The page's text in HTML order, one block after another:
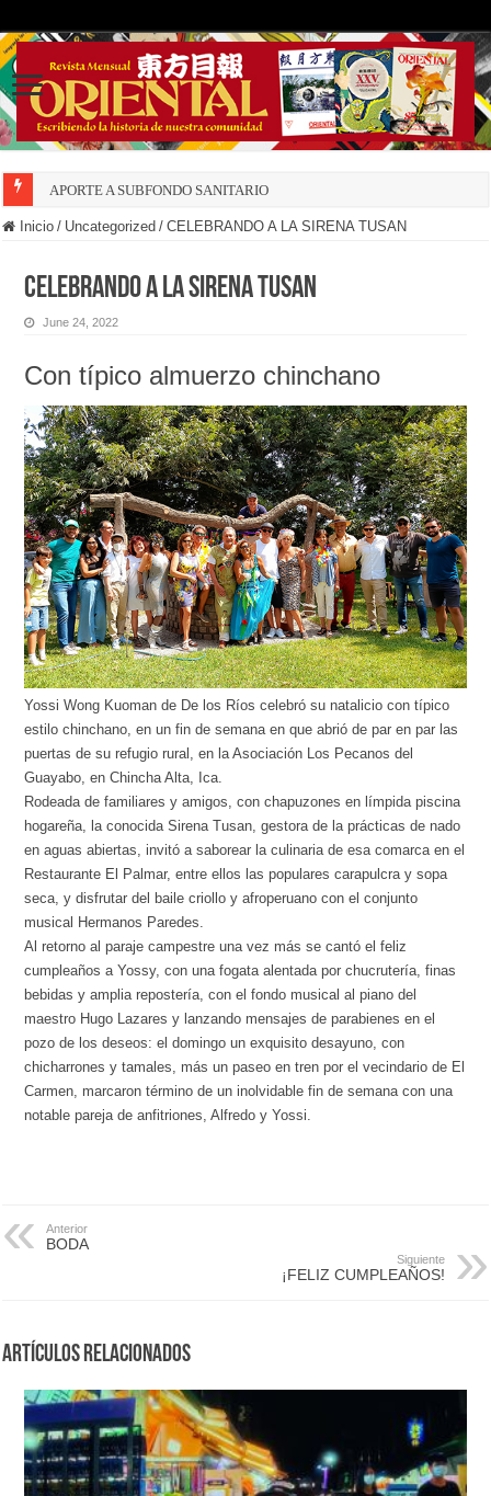
APORTE A SUBFONDO SANITARIO
Inicio / Uncategorized / CELEBRANDO A LA SIRENA TUSAN
CELEBRANDO A LA SIRENA TUSAN
June 24, 2022
Con típico almuerzo chinchano
Yossi Wong Kuoman de De los Ríos celebró su natalicio con típico
estilo chinchano, en un fin de semana en que abrió de par en par las
puertas de su refugio rural, en la Asociación Los Pecanos del
Guayabo, en Chincha Alta, Ica.
Rodeada de familiares y amigos, con chapuzones en límpida piscina
hogareña, la conocida Sirena Tusan, gestora de la prácticas de nado
en aguas abiertas, invitó a saborear la culinaria de esa comarca en el
Restaurante El Palmar, entre ellos las populares carapulcra y sopa
seca, y disfrutar del baile criollo y afroperuano con el conjunto
musical Hermanos Paredes.
Al retorno al paraje campestre una vez más se cantó el feliz
cumpleaños a Yossy, con una fogata alentada por chucrutería, finas
bebidas y amplia repostería, con el fondo musical al piano del
maestro Hugo Lazares y lanzando mensajes de parabienes en el
pozo de los deseos: el domingo un exquisito desayuno, con
chicharrones y tamales, más un paseo en tren por el vecindario de El
Carmen, marcaron término de un inolvidable fin de semana con una
notable pareja de anfitriones, Alfredo y Yossi.
Anterior
BODA
Siguiente
¡FELIZ CUMPLEAÑOS!
Artículos Relacionados